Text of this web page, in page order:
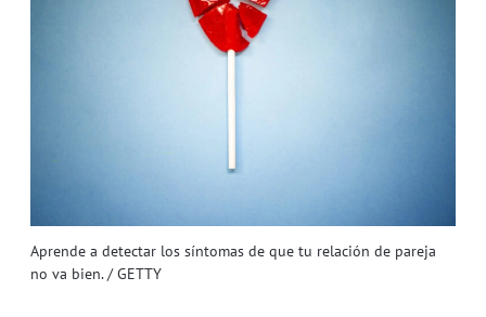
Aprende a detectar los síntomas de que tu relación de pareja
no va bien. / GETTY